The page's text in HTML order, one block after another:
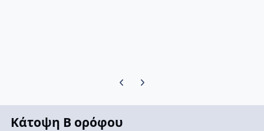
Previous carousel slide
Next carousel slide
Κάτοψη Β ορόφου